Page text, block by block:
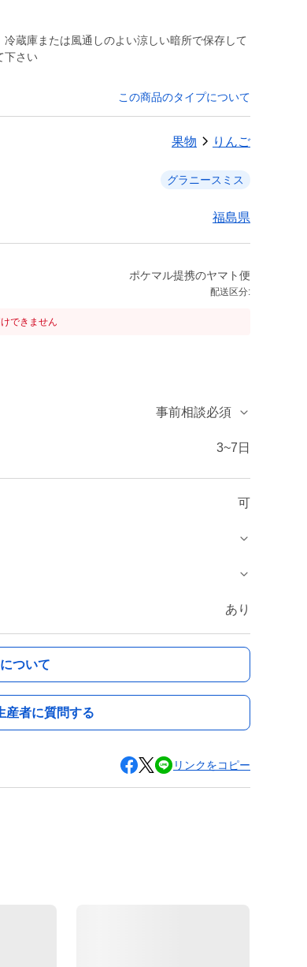
蔵庫または風通しのよい涼しい暗所で保存して
下さい
この商品のタイプについて
果物 りんご
グラニースミス
福島県
ポケマル提携のヤマト便
配送区分:
できません
事前相談必須
3~7日
可
あり
ついて
産者に質問する
リンクをコピー